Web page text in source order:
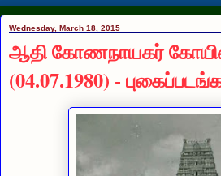
Wednesday, March 18, 2015
ஆதி கோணநாயகர்
(04.07.1980) -